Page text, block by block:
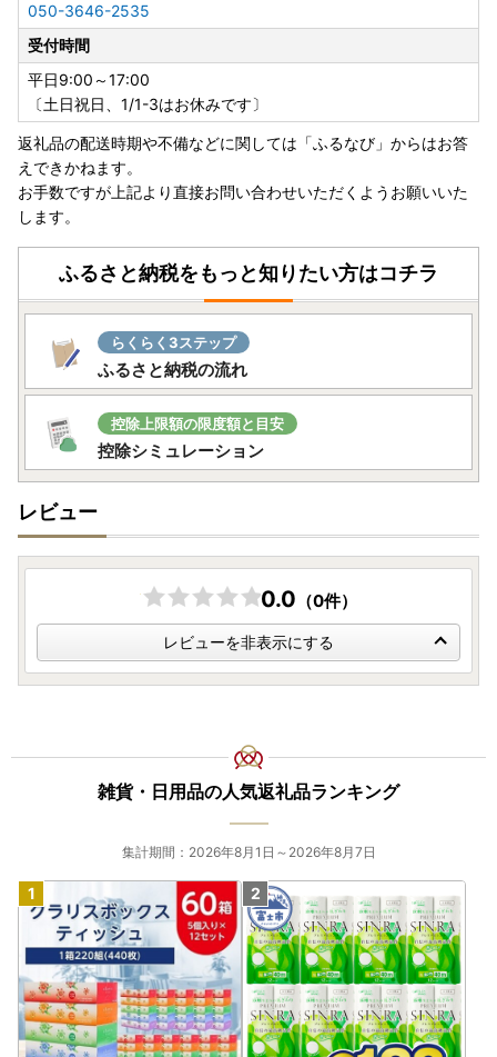
050-3646-2535
受付時間
平日9:00～17:00
〔土日祝日、1/1-3はお休みです〕
返礼品の配送時期や不備などに関しては「ふるなび」からはお答
えできかねます。
お手数ですが上記より直接お問い合わせいただくようお願いいた
します。
ふるさと納税をもっと知りたい方はコチラ
らくらく3ステップ
ふるさと納税の流れ
控除上限額の限度額と目安
控除シミュレーション
レビュー
0.0 （0件）
レビューを非表示にする
雑貨・日用品の人気返礼品ランキング
集計期間：2026年8月1日～2026年8月7日